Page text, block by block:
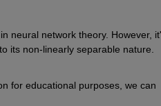
neural network theory. However,
its non-linearly separable nature.
for educational purposes, we can